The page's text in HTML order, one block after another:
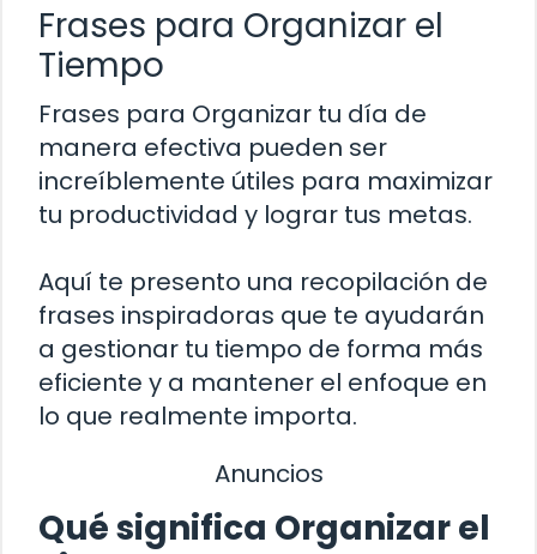
Frases para Organizar el
Tiempo
Frases para Organizar tu día de
manera efectiva pueden ser
increíblemente útiles para maximizar
tu productividad y lograr tus metas.
Aquí te presento una recopilación de
frases inspiradoras que te ayudarán
a gestionar tu tiempo de forma más
eficiente y a mantener el enfoque en
lo que realmente importa.
Anuncios
Qué significa Organizar el